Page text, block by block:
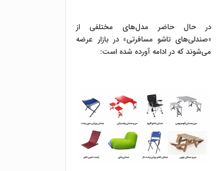
در حال حاضر مدل‌های مختلفی از
«صندلی‌های تاشو مسافرتی» در بازار عرضه
می‌شوند که در ادامه آورده شده است: